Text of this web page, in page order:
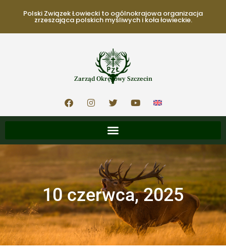
Polski Związek Łowiecki to ogólnokrajowa organizacja
zrzeszająca polskich myśliwych i koła łowieckie.
Zarząd Okręgowy Szczecin
10 czerwca, 2025